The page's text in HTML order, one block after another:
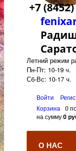
+7
Летний режим
Пн-Пт: 10-19 ч.
Сб-Вс: 10-17 ч.
Войти
Корзина
0
на сумму0
О НАС